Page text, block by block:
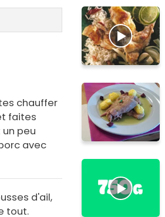
chauffer
faites
peu
avec
d'ail,
tout.